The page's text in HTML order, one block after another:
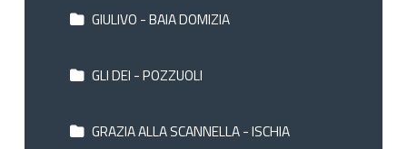
GIULIVO - BAIA DOMIZIA
GLI DEI - POZZUOLI
GRAZIA ALLA SCANNELLA - ISCHIA